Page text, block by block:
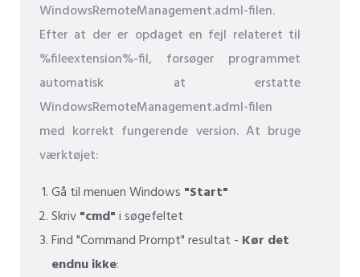
WindowsRemoteManagement.adml-filen.
Efter at der er opdaget en fejl relateret til
%fileextension%-fil, forsøger programmet
automatisk at erstatte
WindowsRemoteManagement.adml-filen
med korrekt fungerende version. At bruge
værktøjet:
Gå til menuen Windows "Start"
Skriv"cmd"i søgefeltet
Find "Command Prompt" resultat - Kør det
endnu ikke: